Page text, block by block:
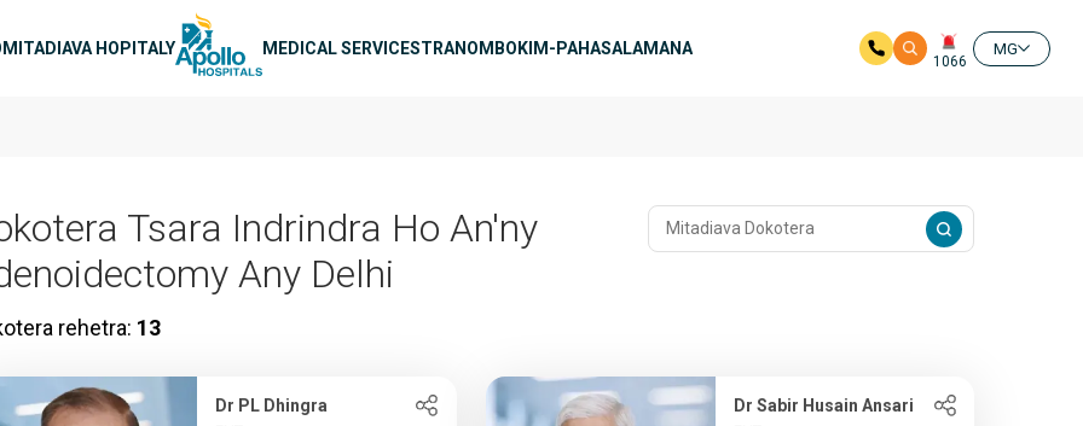
MITADIAVA HOPITALY MEDICAL SERVICESTRANOMBOKIM-PAHASALAMANA
1066
MG
Tsara Indrindra Ho An'ny
Any Delhi
rehetra: 13
Dr PL Dhingra Dr Sabir Husain Ansari